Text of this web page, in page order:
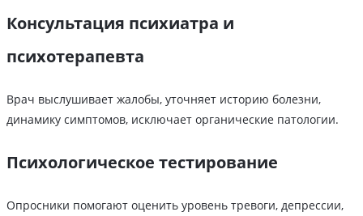
Консультация психиатра и
психотерапевта
Врач выслушивает жалобы, уточняет историю болезни,
динамику симптомов, исключает органические патологии.
Психологическое тестирование
Опросники помогают оценить уровень тревоги, депрессии,